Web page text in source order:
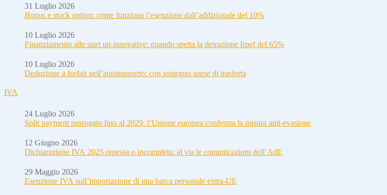
31 Luglio 2026
Bonus e stock option: come funziona l’esenzione dall’addizionale del 10%
10 Luglio 2026
Finanziamento alle start up innovative: quando spetta la detrazione Irpef del 65%
10 Luglio 2026
Deduzione a forfait nell’autotrasporto: con sostegno spese di trasferta
IVA
24 Luglio 2026
Split payment prorogato fino al 2029: l’Unione europea conferma la misura anti-evasione
12 Giugno 2026
Dichiarazione IVA 2025 omessa o incompleta: al via le comunicazioni dell’AdE
29 Maggio 2026
Esenzione IVA sull’importazione di una barca personale extra-UE